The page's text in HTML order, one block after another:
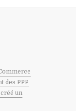
des PPP
un